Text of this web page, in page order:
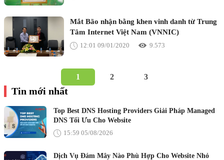
Mắt Bão nhận bằng khen vinh danh từ Trung
Tâm Internet Việt Nam (VNNIC)
12:01 09/01/2020 9.573
1 2 3
Tin mới nhất
Top Best DNS Hosting Providers Giải Pháp Managed
DNS Tối Ưu Cho Website
15:59 05/08/2026
Dịch Vụ Đám Mây Nào Phù Hợp Cho Website Nhỏ